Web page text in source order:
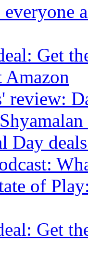
Get
review:
Day
of
Get